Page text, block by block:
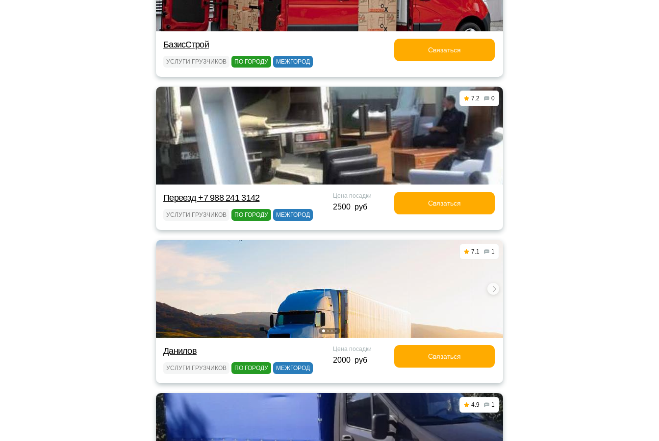
БазисСтрой
УСЛУГИ ГРУЗЧИКОВ ПО ГОРОДУ МЕЖГОРОД
Связаться
7.2 0
Переезд +7 988 241 3142
УСЛУГИ ГРУЗЧИКОВ ПО ГОРОДУ МЕЖГОРОД
Цена посадки
2500 руб Связаться
7.1 1
Данилов
УСЛУГИ ГРУЗЧИКОВ ПО ГОРОДУ МЕЖГОРОД
Цена посадки
2000 руб Связаться
4.9 1